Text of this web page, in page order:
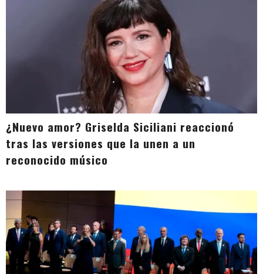
¿Nuevo amor? Griselda Siciliani reaccionó
tras las versiones que la unen a un
reconocido músico